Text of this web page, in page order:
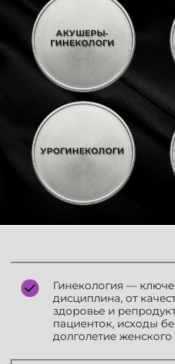
АКУШЕРЫ‑
ГИНЕКОЛОГИ
УРОГИНЕКОЛОГИ
Гинекология —
дисциплина, от
здоровье и
пациенток, исходы
долголетие